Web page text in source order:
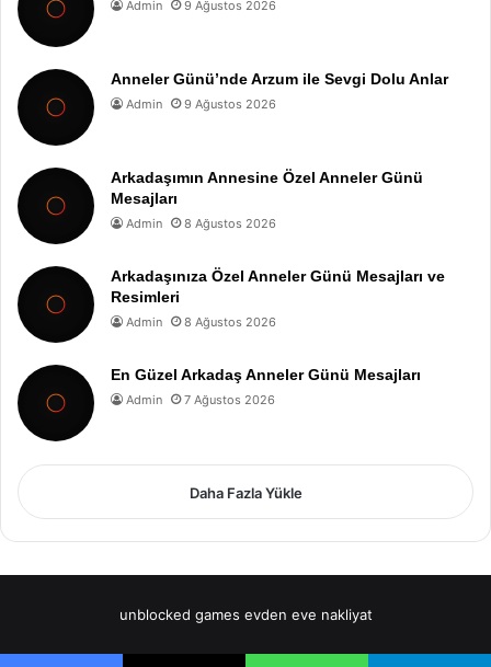
Admin 9 Ağustos 2026
Anneler Günü’nde Arzum ile Sevgi Dolu Anlar
Admin 9 Ağustos 2026
Arkadaşımın Annesine Özel Anneler Günü
Mesajları
Admin 8 Ağustos 2026
Arkadaşınıza Özel Anneler Günü Mesajları ve
Resimleri
Admin 8 Ağustos 2026
En Güzel Arkadaş Anneler Günü Mesajları
Admin 7 Ağustos 2026
Daha Fazla Yükle
unblocked games evden eve nakliyat